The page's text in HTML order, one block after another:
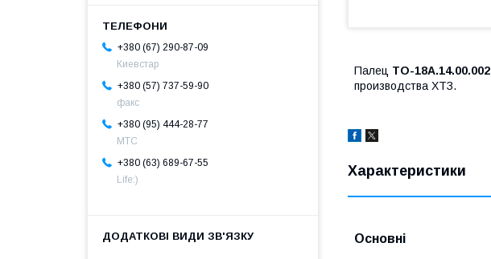
Палец ТО-18А.14.00.002
производства ХТЗ.
Характеристики
Основні
+380 (67) 290-87-09
Киевстар
+380 (57) 737-59-90
факс
+380 (95) 444-28-77
МТС
+380 (63) 689-67-55
Life:)